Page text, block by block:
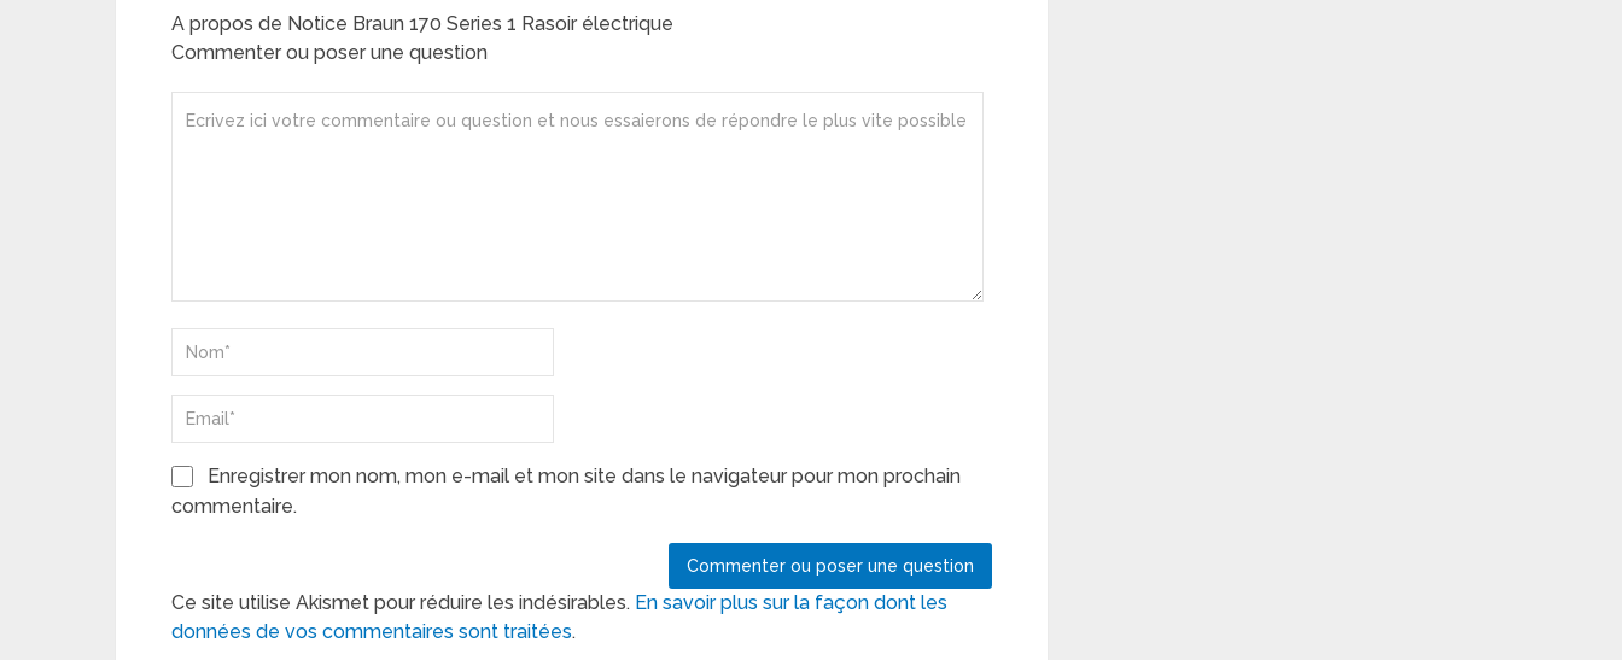
A propos de Notice Braun 170 Series 1 Rasoir électrique
Commenter ou poser une question
Enregistrer mon nom, mon e-mail et mon site dans le navigateur pour mon prochain
commentaire.
Ce site utilise Akismet pour réduire les indésirables. En savoir plus sur la façon dont les
données de vos commentaires sont traitées.